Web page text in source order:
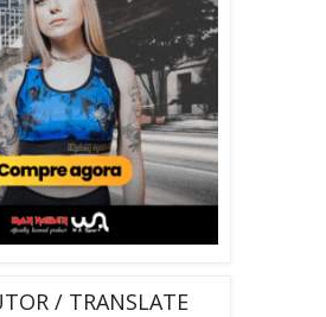
/ TRANSLATE